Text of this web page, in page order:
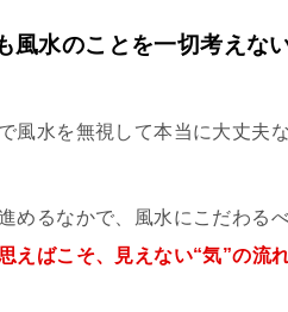
風水のことを一切考え
で風水を無視して本当に大丈夫
めるなかで、風水にこだわる
えばこそ、見えない“気”の流